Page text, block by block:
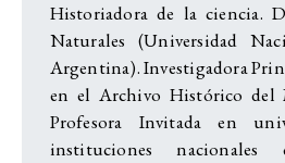
Historiadora de la ciencia.
Naturales (Universidad
Argentina). Investigadora
en el Archivo Histórico del
Profesora Invitada en
instituciones nacionales